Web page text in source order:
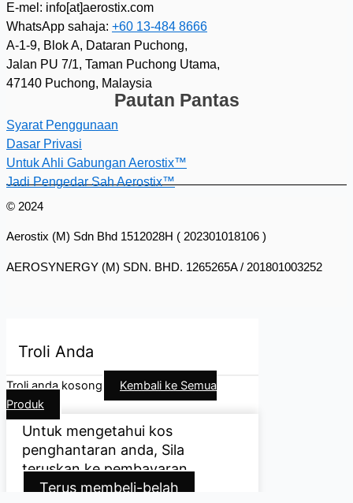
E-mel: info[at]aerostix.com
WhatsApp sahaja: +60 13-484 8666
A-1-9, Blok A, Dataran Puchong,
Jalan PU 7/1, Taman Puchong Utama,
47140 Puchong, Malaysia
Pautan Pantas
Syarat Penggunaan
Dasar Privasi
Untuk Ahli Gabungan Aerostix™
Jadi Pengedar Sah Aerostix™
© 2024
Aerostix (M) Sdn Bhd 1512028H ( 202301018106 )
AEROSYNERGY (M) SDN. BHD. 1265265A / 201801003252
Troli Anda
Troli anda kosong
Kembali ke Semua
Produk
Untuk mengetahui kos
penghantaran anda, Sila
teruskan ke pembayaran.
Terus membeli-belah